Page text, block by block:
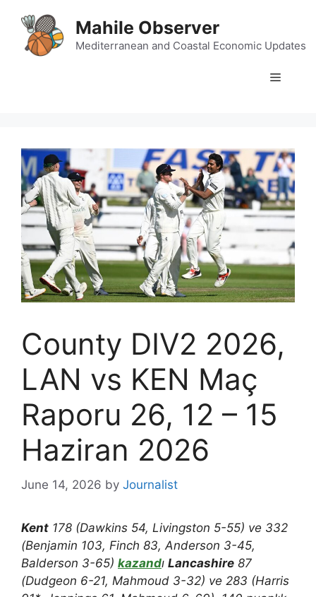
content
Mahile Observer
Mediterranean and Coastal Economic Updates
Menu
County DIV2 2026,
LAN vs KEN Maç
Raporu 26, 12 – 15
Haziran 2026
June 14, 2026 by Journalist
Kent 178 (Dawkins 54, Livingston 5-55) ve 332
(Benjamin 103, Finch 83, Anderson 3-45,
Balderson 3-65) kazandı Lancashire 87
(Dudgeon 6-21, Mahmoud 3-32) ve 283 (Harris